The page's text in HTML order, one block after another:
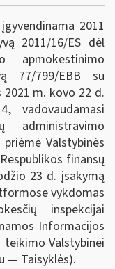
2011
2011/16/ES dėl
apmokestinimo
77/799/EBB su
m. kovo 22 d.
vadovaudamasi
administravimo
Valstybinės
finansų
23 d. įsakymą
vykdomas
inspekcijai
Informacijos
Valstybinei
— Taisyklės).